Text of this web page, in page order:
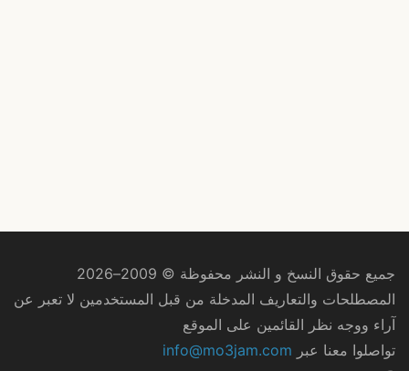
جميع حقوق النسخ و النشر محفوظة © 2009–2026
المصطلحات والتعاريف المدخلة من قبل المستخدمين لا تعبر عن
آراء ووجه نظر القائمين على الموقع
تواصلوا معنا عبر info@mo3jam.com